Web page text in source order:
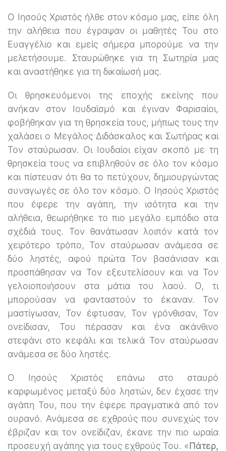
Ο Ιησούς Χριστός ήλθε στον κόσμο μας, είπε όλη
την αλήθεια που έγραψαν οι μαθητές Του στο
Ευαγγέλιο και εμείς σήμερα μπορούμε να την
μελετήσουμε. Σταυρώθηκε για τη Σωτηρία μας
και αναστήθηκε για τη δικαίωσή μας.
Οι θρησκευόμενοι της εποχής εκείνης που
ανήκαν στον Ιουδαϊσμό και έγιναν Φαρισαίοι,
φοβήθηκαν για τη θρησκεία τους, μήπως τους την
χαλάσει ο Μεγάλος Διδάσκαλος και Σωτήρας και
Τον σταύρωσαν. Οι Ιουδαίοι είχαν σκοπό με τη
θρησκεία τους να επιβληθούν σε όλο τον κόσμο
και πίστευαν ότι θα το πετύχουν, δημιουργώντας
συναγωγές σε όλο τον κόσμο. Ο Ιησούς Χριστός
που έφερε την αγάπη, την ισότητα και την
αλήθεια, θεωρήθηκε το πιο μεγάλο εμπόδιο στα
σχέδιά τους. Τον θανάτωσαν λοιπόν κατά τον
χειρότερο τρόπο, Τον σταύρωσαν ανάμεσα σε
δύο ληστές, αφού πρώτα Τον βασάνισαν και
προσπάθησαν να Τον εξευτελίσουν και να Τον
γελοιοποιήσουν στα μάτια του λαού. Ο, τι
μπορούσαν να φανταστούν το έκαναν. Τον
μαστίγωσαν, Τον έφτυσαν, Τον γρόνθισαν, Τον
ονείδισαν, Του πέρασαν και ένα ακάνθινο
στεφάνι στο κεφάλι και τελικά Τον σταύρωσαν
ανάμεσα σε δύο ληστές.
Ο Ιησούς Χριστός επάνω στο σταυρό
καρφωμένος μεταξύ δύο ληστών, δεν έχασε την
αγάπη Του, που την έφερε πραγματικά από τον
ουρανό. Ανάμεσα σε εχθρούς που συνεχώς τον
έβριζαν και τον ονείδιζαν, έκανε την πιο ωραία
προσευχή αγάπης για τους εχθρούς Του. «Πάτερ,